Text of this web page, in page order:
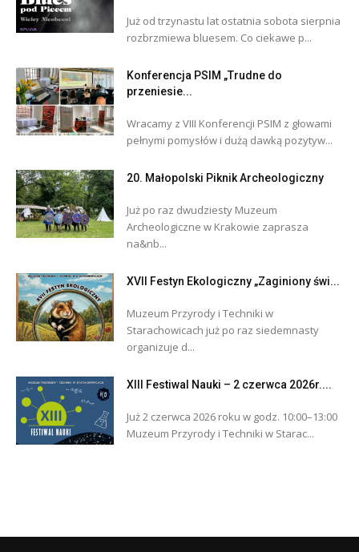
Już od trzynastu lat ostatnia sobota sierpnia
rozbrzmiewa bluesem. Co ciekawe p...
Konferencja PSIM „Trudne do
przeniesie...
Wracamy z VIII Konferencji PSIM z głowami
pełnymi pomysłów i dużą dawką pozytyw...
20. Małopolski Piknik Archeologiczny
Już po raz dwudziesty Muzeum
Archeologiczne w Krakowie zaprasza
na&nb...
XVII Festyn Ekologiczny „Zaginiony świ...
Muzeum Przyrody i Techniki w
Starachowicach już po raz siedemnasty
organizuje d...
XIII Festiwal Nauki – 2 czerwca 2026r....
Już 2 czerwca 2026 roku w godz. 10:00–13:00
Muzeum Przyrody i Techniki w Starac...